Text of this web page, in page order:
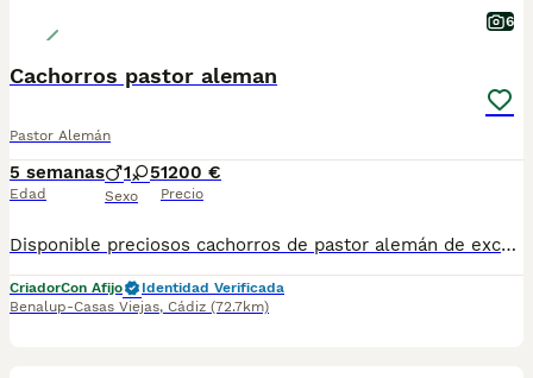
6
Cachorros pastor aleman
Pastor Alemán
5 semanas
Edad
1 5
Sexo
1200 €
Precio
Disponible preciosos cachorros de pastor alemán de excelente calidad, muy pigmentados y destacada línea de sangre. Hijos de Xenoa de Xamberi y koto de Auringis, ambos progenitores libres de displasia, criados en ambiente familiar. Para más información, fotografías o reservas, contactar por mensaje privado o telefónico.
CriadorCon Afijo
Identidad Verificada
Benalup-Casas Viejas, Cádiz (72.7km)